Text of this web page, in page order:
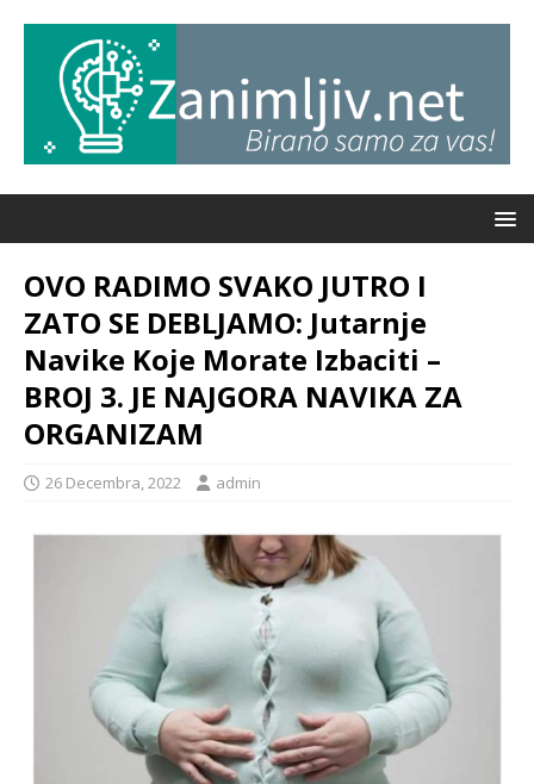
OVO RADIMO SVAKO JUTRO I
ZATO SE DEBLJAMO: Jutarnje
Navike Koje Morate Izbaciti –
BROJ 3. JE NAJGORA NAVIKA ZA
ORGANIZAM
26 Decembra, 2022 admin